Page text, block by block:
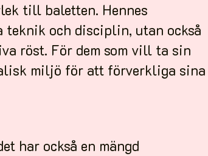
till baletten. Hennes
teknik och disciplin, utan också
röst. För dem som vill ta sin
miljö för att förverkliga sina
har också en mängd